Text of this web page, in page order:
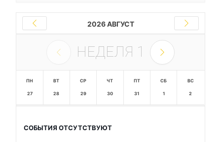
2026 АВГУСТ
НЕДЕЛЯ 1
ПН
27
ВТ
28
СР
29
ЧТ
30
ПТ
31
СБ
1
ВС
2
СОБЫТИЯ ОТСУТСТВУЮТ